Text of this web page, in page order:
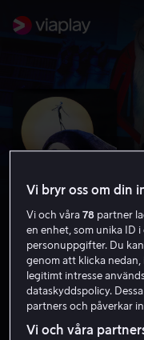
The
7.9 Familjefilm
11 år
Vi bryr oss om din
Vi och våra78 partner
en enhet, som unika ID
personuppgifter. Du
genom att klicka
legitimt intresse
dataskyddspolicy.
partners och påverkar
Vi och våra